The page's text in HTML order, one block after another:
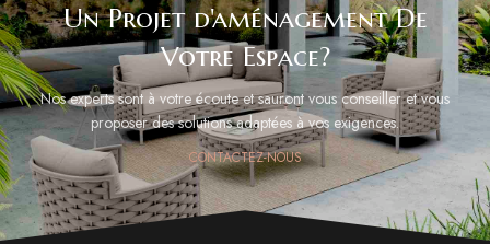
Un Projet d'aménagement De
Votre Espace?
Nos experts sont à votre écoute et sauront vous conseiller et vous
proposer des solutions adaptées à vos exigences.
CONTACTEZ-NOUS